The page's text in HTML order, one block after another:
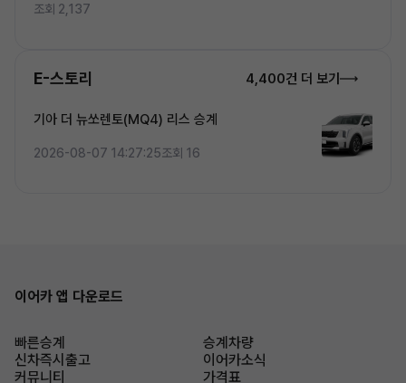
조회 2,137
E-스토리 4,400건 더 보기
기아 더 뉴쏘렌토(MQ4) 리스 승계
2026-08-07 14:27:25조회 16
이어카 앱 다운로드
빠른승계
승계차량
신차즉시출고
이어카소식
커뮤니티
가격표